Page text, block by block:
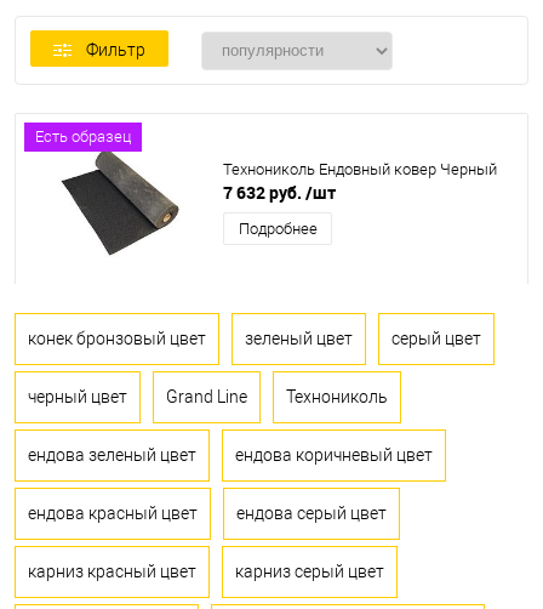
Фильтр
Есть образец
Технониколь Ендовный ковер Черный
7 632 руб. /шт
Подробнее
конек бронзовый цвет зеленый цвет серый цвет
черный цвет Grand Line Технониколь
ендова зеленый цвет ендова коричневый цвет
ендова красный цвет ендова серый цвет
карниз красный цвет карниз серый цвет